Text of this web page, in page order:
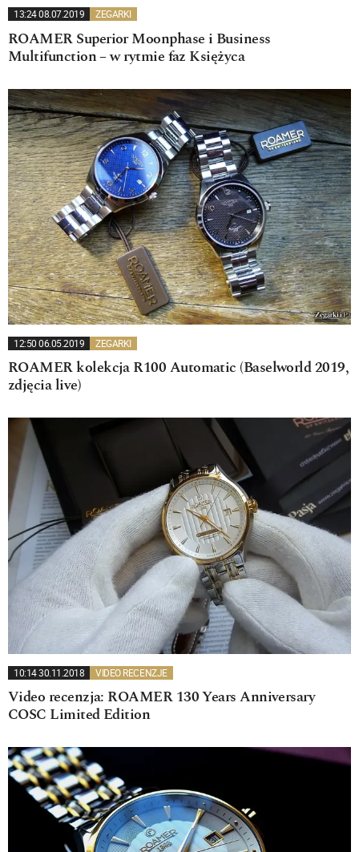
13:24 08.07.2019 ZEGARKI
ROAMER Superior Moonphase i Business
Multifunction – w rytmie faz Księżyca
12:50 06.05.2019 ZEGARKI
ROAMER kolekcja R100 Automatic (Baselworld 2019,
zdjęcia live)
10:14 30.11.2018 VIDEO RECENZJE
Video recenzja: ROAMER 130 Years Anniversary
COSC Limited Edition